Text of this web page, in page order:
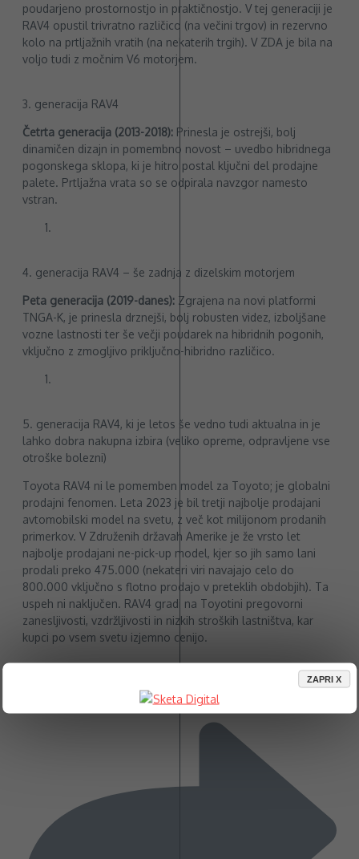
poudarjeno prostornostjo in praktičnostjo. V tej generaciji je
RAV4 opustil trivratno različico (na večini trgov) in rezervno
kolo na prtljažnih vratih (na nekaterih trgih). V ZDA je bila na
voljo tudi z močnim V6 motorjem.
3. generacija RAV4
Četrta generacija (2013-2018): Prinesla je ostrejši, bolj
dinamičen dizajn in pomembno novost – uvedbo hibridnega
pogonskega sklopa, ki je hitro postal ključni del prodajne
palete. Prtljažna vrata so se odpirala navzgor namesto
vstran.
4. generacija RAV4 – še zadnja z dizelskim motorjem
Peta generacija (2019-danes): Zgrajena na novi platformi
TNGA-K, je prinesla drznejši, bolj robusten videz, izboljšane
vozne lastnosti ter še večji poudarek na hibridnih pogonih,
vključno z zmogljivo priključno-hibridno različico.
5. generacija RAV4, ki je letos še vedno tudi aktualna in je
lahko dobra nakupna izbira (veliko opreme, odpravljene vse
otroške bolezni)
Toyota RAV4 ni le pomemben model za Toyoto; je globalni
prodajni fenomen. Leta 2023 je bil tretji najbolje prodajani
avtomobilski model na svetu, z več kot milijonom prodanih
primerkov. V Združenih državah Amerike je že vrsto let
najbolje prodajani ne-pick-up model, kjer so jih samo lani
prodali preko 475.000 (nekateri viri navajajo celo do
800.000 vključno s flotno prodajo v preteklih obdobjih). Ta
uspeh ni naključen. RAV4 gradi na Toyotini pregovorni
zanesljivosti, vzdržljivosti in nizkih stroških lastništva, kar
kupci po vsem svetu izjemno cenijo.
ZAPRI X